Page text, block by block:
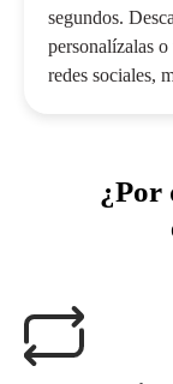
segundos.
personalízalas
redes sociales,
¿Por